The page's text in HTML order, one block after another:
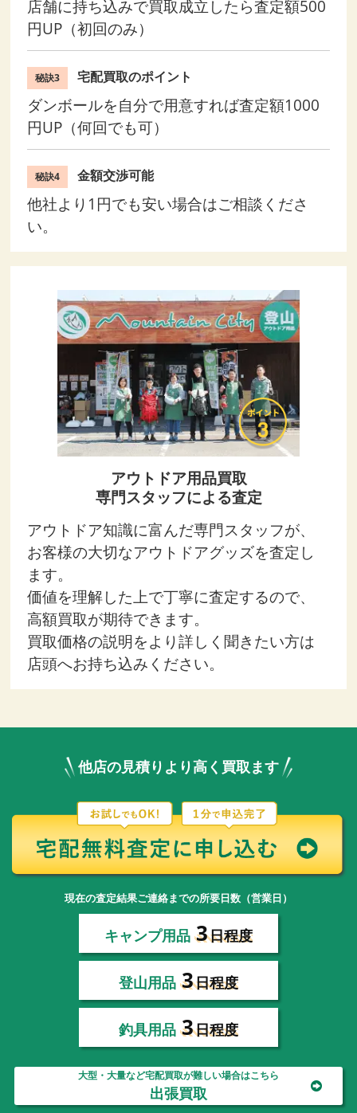
店舗に持ち込みで買取成立したら査定額500
円UP（初回のみ）
秘訣3 宅配買取のポイント
ダンボールを自分で用意すれば査定額1000
円UP（何回でも可）
秘訣4 金額交渉可能
他社より1円でも安い場合はご相談くださ
い。
アウトドア用品買取
専門スタッフによる査定
アウトドア知識に富んだ専門スタッフが、
お客様の大切なアウトドアグッズを査定し
ます。
価値を理解した上で丁寧に査定するので、
高額買取が期待できます。
買取価格の説明をより詳しく聞きたい方は
店頭へお持ち込みください。
他店の見積りより高く買取ます
現在の査定結果ご連絡までの所要日数（営業日）
キャンプ用品 3日程度
登山用品 3日程度
釣具用品 3日程度
大型・大量など宅配買取が難しい場合はこちら
出張買取